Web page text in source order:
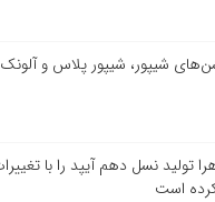
شیپور، شیپور پلاس و
تولید نسل دهم آیپد را با
است